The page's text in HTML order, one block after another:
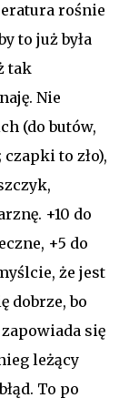
rośnie
to już była
tak
Nie
(do butów,
to zło),
+10 do
+5 do
że jest
dobrze, bo
się
leżący
To po